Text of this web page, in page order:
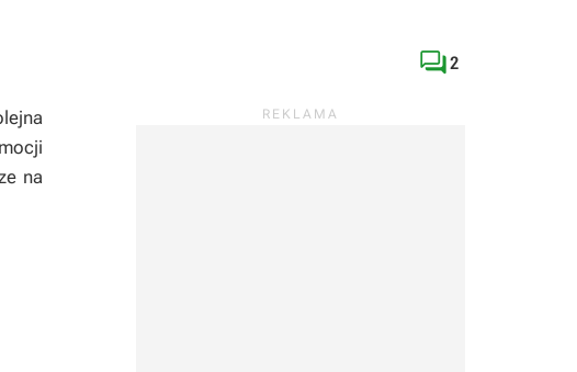
2
na